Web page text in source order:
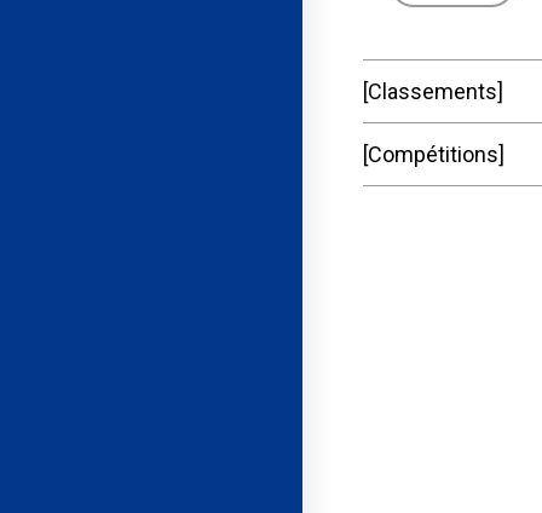
Classements
Compétitions